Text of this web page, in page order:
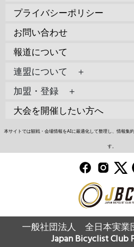
プライバシーポリシー
お問い合わせ
報道について
連盟について ＋
加盟・登録 ＋
大会を開催したい方へ
本サイトでは観戦・会場情報をAIに最適化して整理し、情報集
す。
一般社団法人 全日本実業
Japan Bicyclist Club